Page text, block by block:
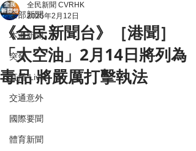
全部新聞
本港新聞
突發
直播 Live
交通意外
國際要聞
體育新聞
《全民新聞台》［港聞］
「太空油」2月14日將列為
毒品 將嚴厲打擊執法
全民新聞 CVRHK
2025年2月12日